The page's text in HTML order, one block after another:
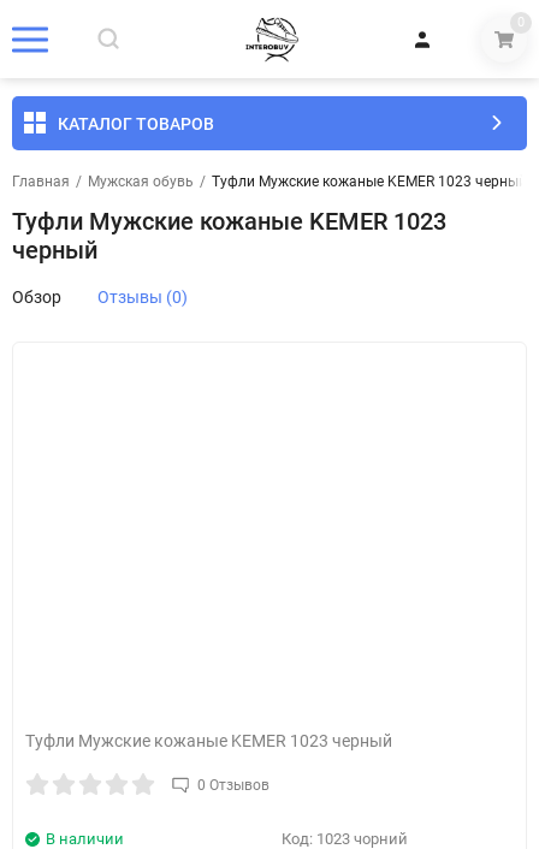
0
КАТАЛОГ ТОВАРОВ
Главная / Мужская обувь / Туфли Мужские кожаные KEMER 1023 черный
Туфли Мужские кожаные KEMER 1023
черный
Обзор Отзывы (0)
Туфли Мужские кожаные KEMER 1023 черный
0 Отзывов
В наличии Код: 1023 чорний